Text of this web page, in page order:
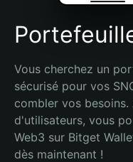
Vous cherchez un
sécurisé pour vos
combler vos
d'utilisateurs, vous
Web3 sur Bitget
dès maintenant !